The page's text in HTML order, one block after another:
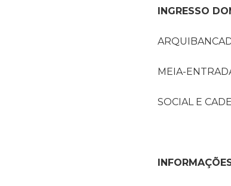
INGRESSO
MEIA-
SOCIAL E